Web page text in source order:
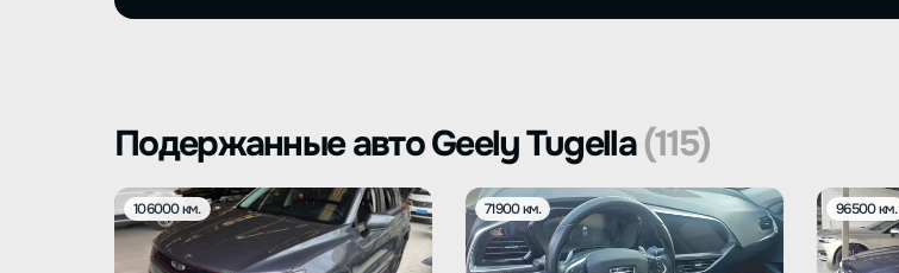
Подержанные авто Geely Tugella(115)
106000 км. 71900 км. 96500 км.